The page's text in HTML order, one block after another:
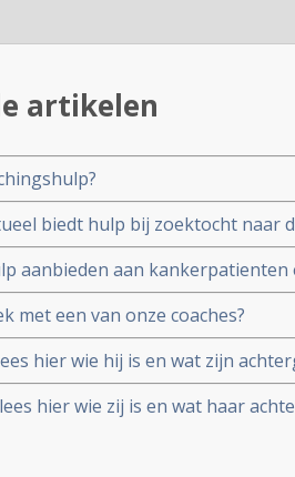
artikelen
biedt hulp bij zoektocht naar
aanbieden aan kankerpatienten
met een van onze coaches?
hier wie hij is en wat zijn
hier wie zij is en wat haar